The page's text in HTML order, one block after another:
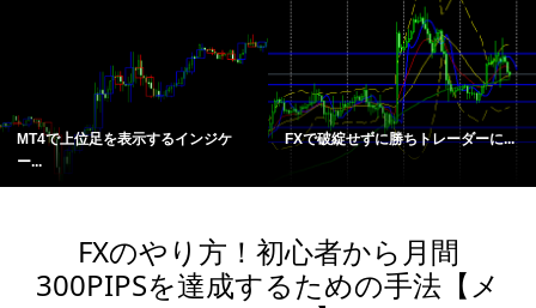
MT4で上位足を表示するインジケ
ー...
FXで破綻せずに勝ちトレーダーに...
FXのやり方！初心者から月間
300PIPSを達成するための手法【メ